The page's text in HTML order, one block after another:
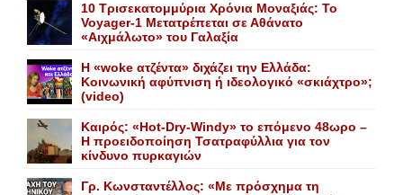
10 Τρισεκατομμύρια Χρόνια Μοναξιάς: Το
Voyager-1 Μετατρέπεται σε Αθάνατο
«Αιχμάλωτο» του Γαλαξία
Η «woke ατζέντα» διχάζει την Ελλάδα:
Κοινωνική αφύπνιση ή ιδεολογικό «σκιάχτρο»;
(video)
Καιρός: «Hot-Dry-Windy» το επόμενο 48ωρο –
Η προειδοποίηση Τσατραφύλλια για τον
κίνδυνο πυρκαγιών
Γρ. Κωνσταντέλλος: «Με πρόσχημα τη